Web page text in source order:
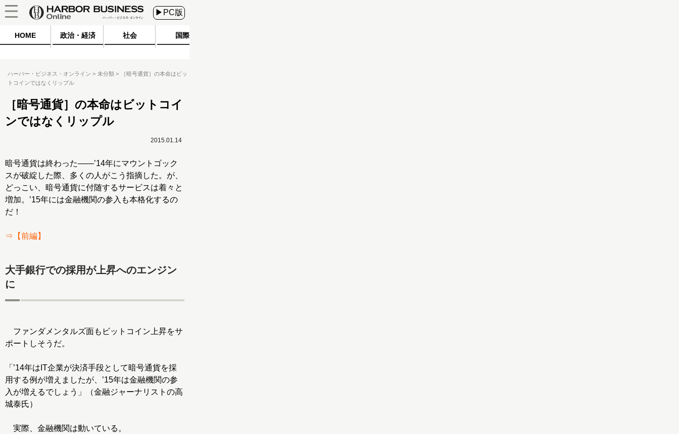
▶PC版
HOME 政治・経済 社会 国際
ハーバー・ビジネス・オンライン 未分類
［暗号通貨］の本命はビッ
トコインではなくリップル
［暗号通貨］の本命はビットコイ
ンではなくリップル
2015.01.14
暗号通貨は終わった――’14年にマウントゴック
スが破綻した際、多くの人がこう指摘した。が、
どっこい、暗号通貨に付随するサービスは着々と
増加。’15年には金融機関の参入も本格化するの
だ！
⇒【前編】
大手銀行での採用が上昇へのエンジン
に
ファンダメンタルズ面もビットコイン上昇をサ
ポートしそうだ。
「’14年はIT企業が決済手段として暗号通貨を採
用する例が増えましたが、’15年は金融機関の参
入が増えるでしょう」（金融ジャーナリストの高
城泰氏）
実際、金融機関は動いている。